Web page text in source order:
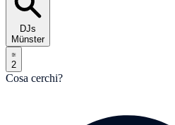
DJs
Münster
2
Cosa cerchi?